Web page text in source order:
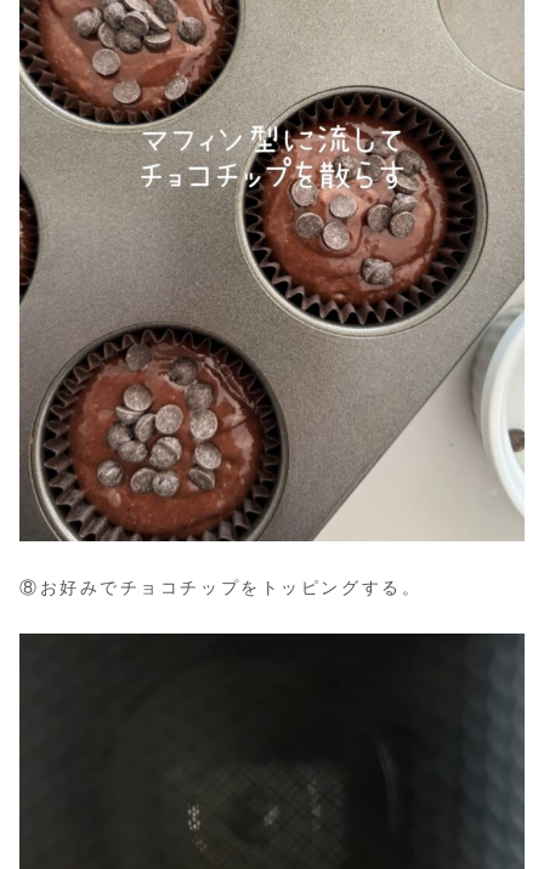
⑧お好みでチョコチップをトッピングする。